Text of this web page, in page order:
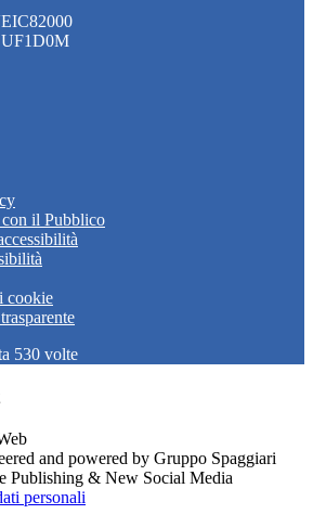
il Pubblico
cookie
530 volte
and powered by Gruppo Spaggiari
Publishing & New Social Media
personali